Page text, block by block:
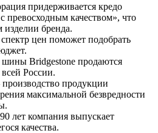
придерживается кредо
превосходным качеством», что
изделии бренда.
цен поможет подобрать
Bridgestone продаются
России.
продукции
максимальной безвредности
лет компания выпускает
качества.